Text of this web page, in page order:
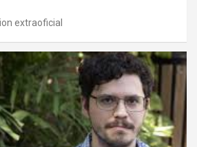
extraoficial